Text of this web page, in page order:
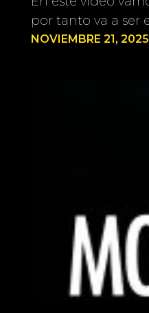
por tanto va a ser
NOVIEMBRE 21, 2025